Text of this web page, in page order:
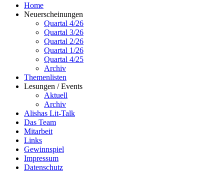
Home
Neuerscheinungen
Quartal 4/26
Quartal 3/26
Quartal 2/26
Quartal 1/26
Quartal 4/25
Archiv
Themenlisten
Lesungen / Events
Aktuell
Archiv
Alishas Lit-Talk
Das Team
Mitarbeit
Links
Gewinnspiel
Impressum
Datenschutz